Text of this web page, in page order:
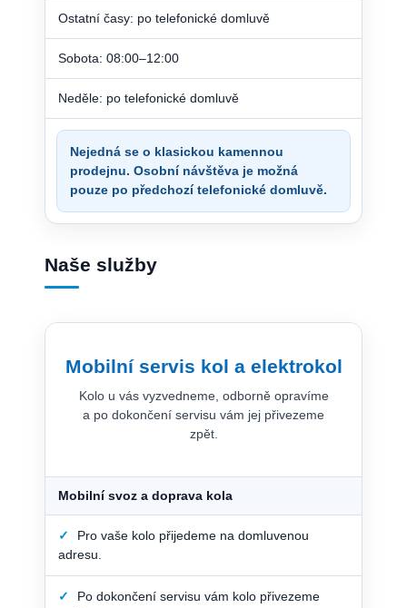
Ostatní časy: po telefonické domluvě
Sobota: 08:00–12:00
Neděle: po telefonické domluvě
Nejedná se o klasickou kamennou
prodejnu. Osobní návštěva je možná
pouze po předchozí telefonické domluvě.
Naše služby
Mobilní servis kol a elektrokol
Kolo u vás vyzvedneme, odborně opravíme
a po dokončení servisu vám jej přivezeme
zpět.
Mobilní svoz a doprava kola
✓
Pro vaše kolo přijedeme na domluvenou
adresu.
✓
Po dokončení servisu vám kolo přivezeme